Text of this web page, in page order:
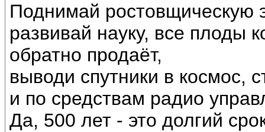
Поднимай ростовщическую
развивай науку, все плоды
обратно продаёт,
выводи спутники в космос,
и по средствам радио
Да, 500 лет - это долгий